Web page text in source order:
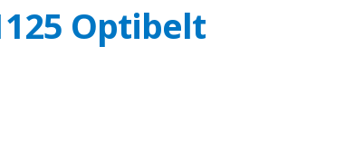
Optibelt